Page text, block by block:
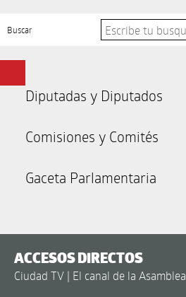
Buscar
Diputadas y Diputados
Comisiones y Comités
Gaceta Parlamentaria
ACCESOS DIRECTOS
Ciudad TV | El canal de la Asamblea